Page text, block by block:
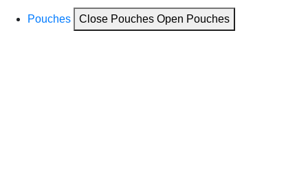
Pouches Close Pouches Open Pouches